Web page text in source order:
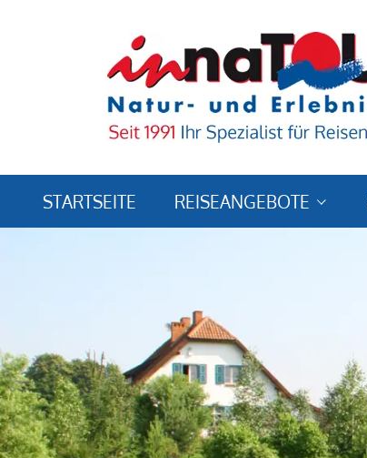
STARTSEITE REISEANGEBOTE
Reisearten